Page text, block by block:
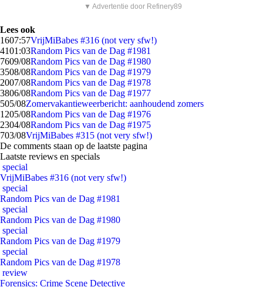
▼ Advertentie door Refinery89
Lees ook
1607:57VrijMiBabes #316 (not very sfw!)
4101:03Random Pics van de Dag #1981
7609/08Random Pics van de Dag #1980
3508/08Random Pics van de Dag #1979
2007/08Random Pics van de Dag #1978
3806/08Random Pics van de Dag #1977
505/08Zomervakantieweerbericht: aanhoudend zomers
1205/08Random Pics van de Dag #1976
2304/08Random Pics van de Dag #1975
703/08VrijMiBabes #315 (not very sfw!)
De comments staan op de laatste pagina
Laatste reviews en specials
special
VrijMiBabes #316 (not very sfw!)
special
Random Pics van de Dag #1981
special
Random Pics van de Dag #1980
special
Random Pics van de Dag #1979
special
Random Pics van de Dag #1978
review
Forensics: Crime Scene Detective